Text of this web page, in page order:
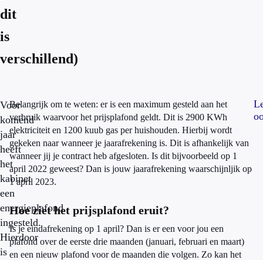
dit
is
verschillend)
Voor
komend
jaar
heeft
het
kabinet
een
energieplafond
ingesteld.
Hierdoor
is
Belangrijk om te weten: er is een maximum gesteld aan het
verbruik waarvoor het prijsplafond geldt. Dit is 2900 KWh
elektriciteit en 1200 kuub gas per huishouden. Hierbij wordt
gekeken naar wanneer je jaarafrekening is. Dit is afhankelijk van
wanneer jij je contract heb afgesloten. Is dit bijvoorbeeld op 1
april 2022 geweest? Dan is jouw jaarafrekening waarschijnljik op
1 april 2023.
Hoe ziet het prijsplafond eruit?
Is je eindafrekening op 1 april? Dan is er een voor jou een
plafond over de eerste drie maanden (januari, februari en maart)
en een nieuw plafond voor de maanden die volgen. Zo kan het